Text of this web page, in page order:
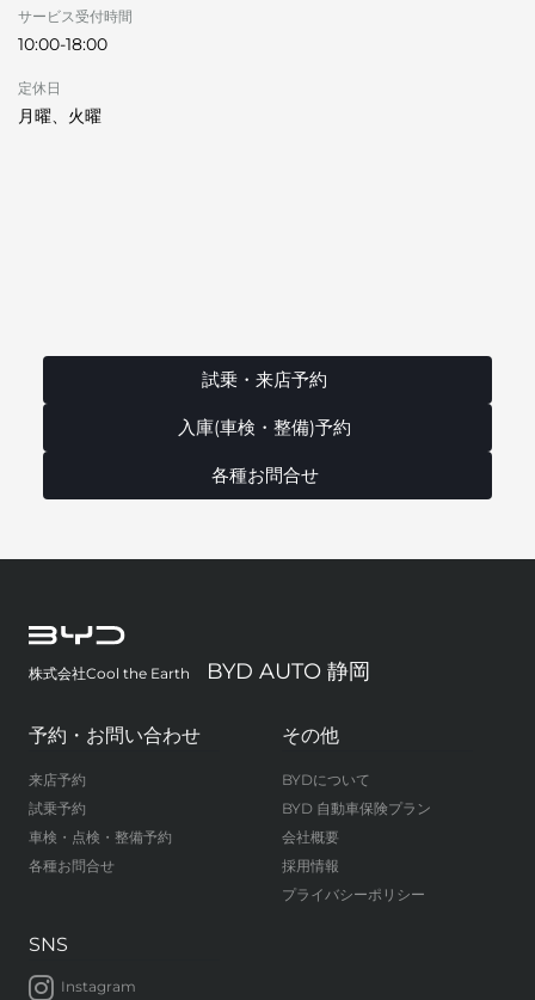
サービス受付時間
10:00-18:00
定休日
月曜、火曜
試乗・来店予約
入庫(車検・整備)予約
各種お問合せ
株式会社Cool the Earth BYD AUTO 静岡
予約・お問い合わせ
来店予約
試乗予約
車検・点検・整備予約
各種お問合せ
その他
BYDについて
BYD 自動車保険プラン
会社概要
採用情報
プライバシーポリシー
SNS
Instagram